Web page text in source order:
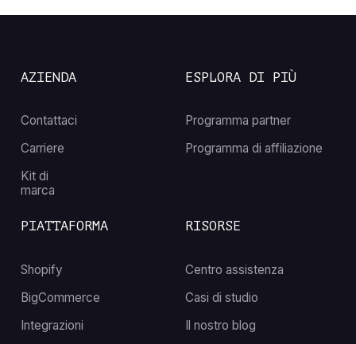
AZIENDA
Contattaci
Carriere
Kit di
marca
RISORSE
Centro assistenza
Casi di studio
Il nostro blog
ESPLORA DI PIÙ
Programma partner
Programma di affiliazione
PIATTAFORMA
Shopify
BigCommerce
Integrazioni